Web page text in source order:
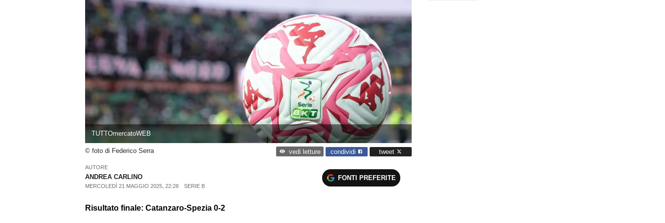
TUTTOmercatoWEB
© foto di Federico Serra vedi letture condividi tweet
AUTORE
ANDREA CARLINO
MERCOLEDÌ 21 MAGGIO 2025, 22:28 SERIE B
FONTI PREFERITE
Risultato finale: Catanzaro-Spezia 0-2